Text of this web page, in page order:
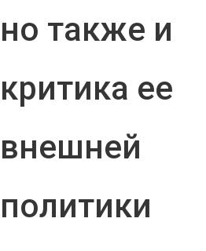
но также и
критика ее
внешней
политики